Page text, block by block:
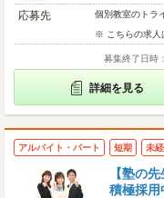
応募先
個別教室のト
※ こちらの求人
募集終了日時
詳細を見る
アルバイト・パート 短期 未
【塾の
積極採